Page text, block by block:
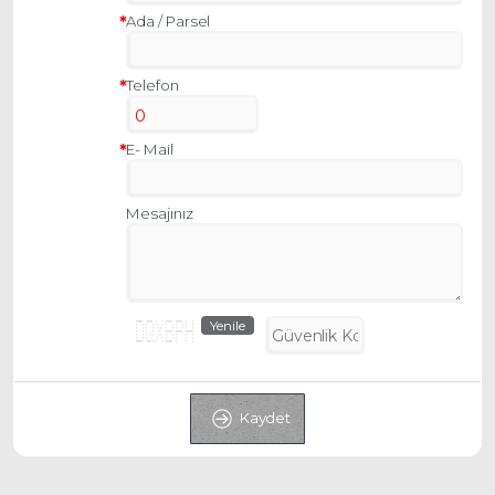
Ada / Parsel
Telefon
0
E- Mail
Mesajınız
Yenile
Kaydet